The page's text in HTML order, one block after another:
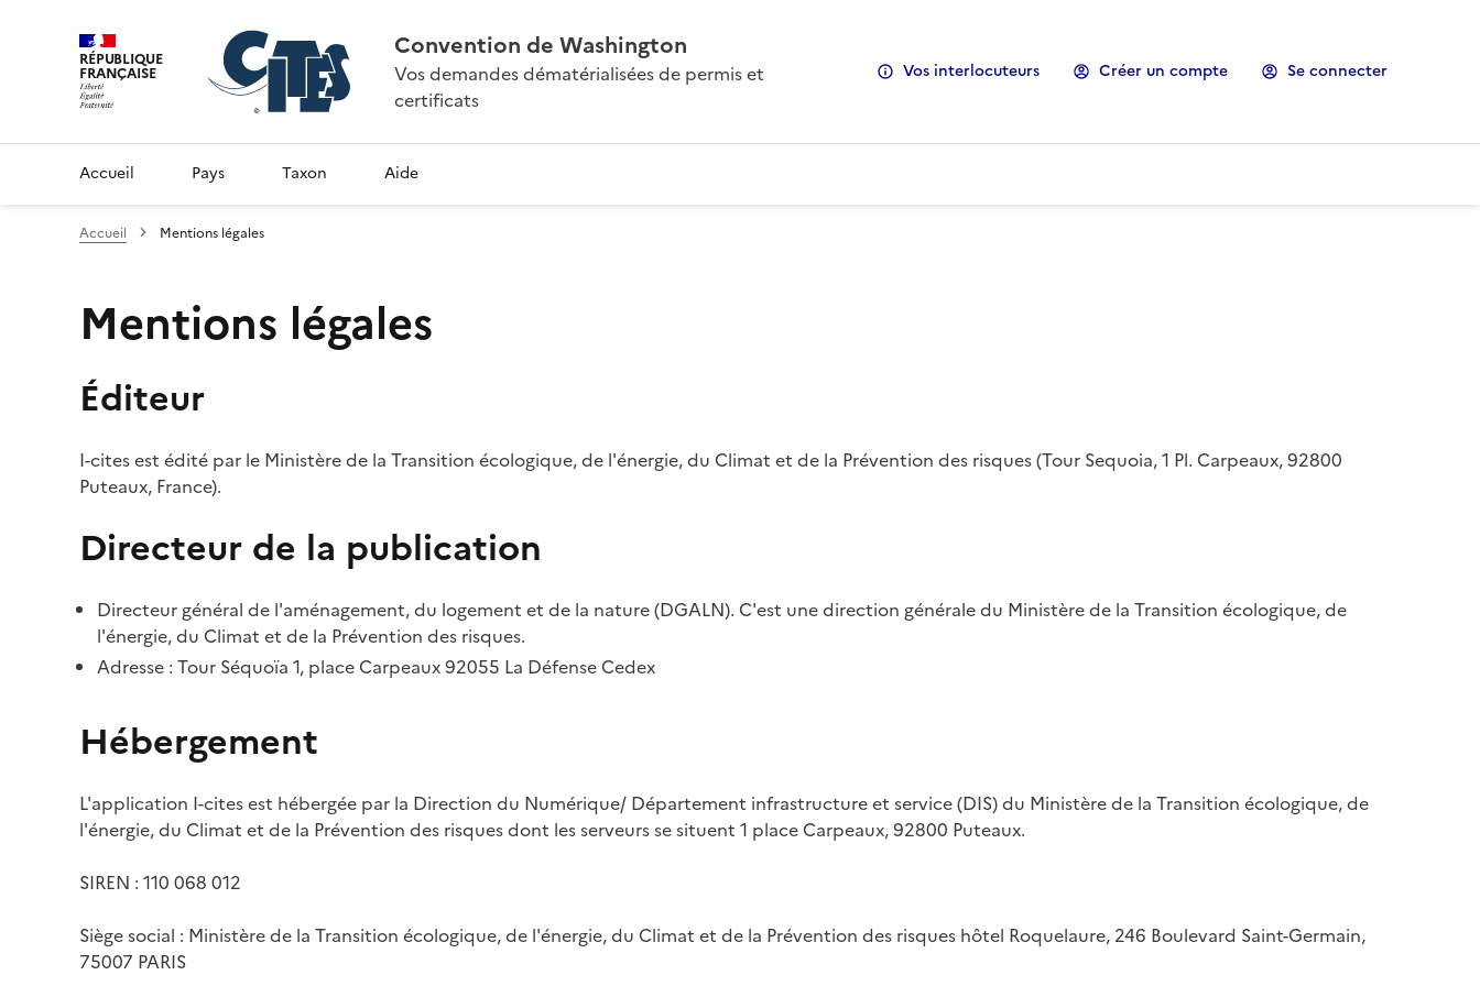
RÉPUBLIQUE
FRANÇAISE
Convention de Washington
Vos demandes dématérialisées de permis et
certificats
Vos interlocuteurs Créer un compte Se connecter
Accueil Pays Taxon Aide
Accueil Mentions légales
Mentions légales
Éditeur
I-cites est édité par le Ministère de la Transition écologique, de l'énergie, du Climat et de la Prévention des risques (Tour Sequoia, 1 Pl. Carpeaux, 92800
Puteaux, France).
Directeur de la publication
Directeur général de l'aménagement, du logement et de la nature (DGALN). C'est une direction générale du Ministère de la Transition écologique, de
l'énergie, du Climat et de la Prévention des risques.
Adresse : Tour Séquoïa 1, place Carpeaux 92055 La Défense Cedex
Hébergement
L'application I-cites est hébergée par la Direction du Numérique/ Département infrastructure et service (DIS) du Ministère de la Transition écologique, de
l'énergie, du Climat et de la Prévention des risques dont les serveurs se situent 1 place Carpeaux, 92800 Puteaux.
SIREN : 110 068 012
Siège social : Ministère de la Transition écologique, de l'énergie, du Climat et de la Prévention des risques hôtel Roquelaure, 246 Boulevard Saint-Germain,
75007 PARIS